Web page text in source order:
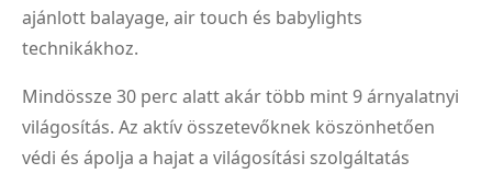
ajánlott balayage, air touch és babylights
technikákhoz.
Mindössze 30 perc alatt akár több mint 9 árnyalatnyi
világosítás. Az aktív összetevőknek köszönhetően
védi és ápolja a hajat a világosítási szolgáltatás